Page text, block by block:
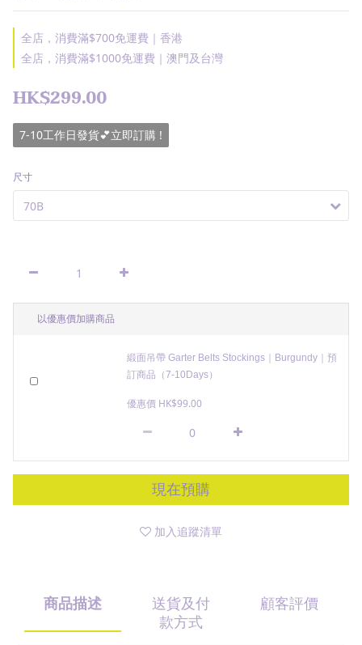
全店，消費滿$700免運費｜香港
全店，消費滿$1000免運費｜澳門及台灣
HK$299.00
7-10工作日發貨💕立即訂購 !
尺寸
以優惠價加購商品
緞面吊帶 Garter Belts Stockings｜Burgundy｜預
訂商品（7-10Days）
優惠價 HK$99.00
現在預購
加入追蹤清單
商品描述 送貨及付
款方式
顧客評價